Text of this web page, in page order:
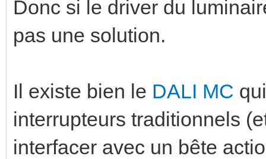
Donc si le driver du
pas une solution.
Il existe bien le DALI MC
interrupteurs traditionnels
interfacer avec un bête